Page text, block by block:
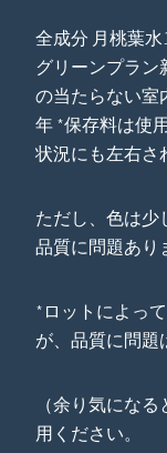
全成分 月桃葉水
グリーンプラ
の当たらない室
年 *保存料は使
状況にも左右さ
ただし、色は少
品質に問題あり
*ロットによっ
が、品質に問題
（余り気にな
用ください。